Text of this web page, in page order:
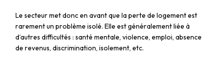
Le secteur met donc en avant que la perte de logement est
rarement un problème isolé. Elle est généralement liée à
d’autres difficultés : santé mentale, violence, emploi, absence
de revenus, discrimination, isolement, etc.